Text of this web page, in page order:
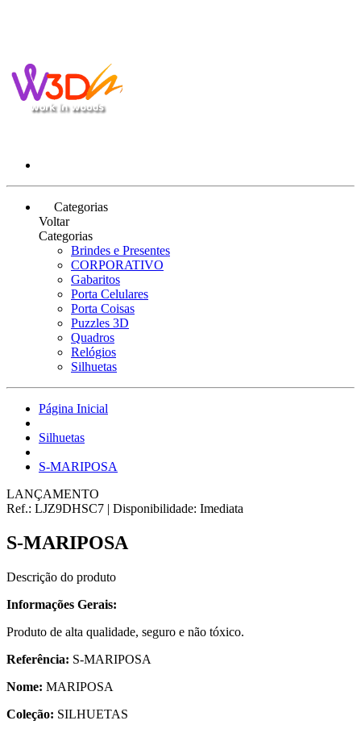
Categorias
Voltar
Categorias
Brindes e Presentes
CORPORATIVO
Gabaritos
Porta Celulares
Porta Coisas
Puzzles 3D
Quadros
Relógios
Silhuetas
Página Inicial
Silhuetas
S-MARIPOSA
LANÇAMENTO
Ref.: LJZ9DHSC7 | Disponibilidade: Imediata
S-MARIPOSA
Descrição do produto
Informações Gerais:
Produto de alta qualidade, seguro e não tóxico.
Referência: S-MARIPOSA
Nome: MARIPOSA
Coleção: SILHUETAS